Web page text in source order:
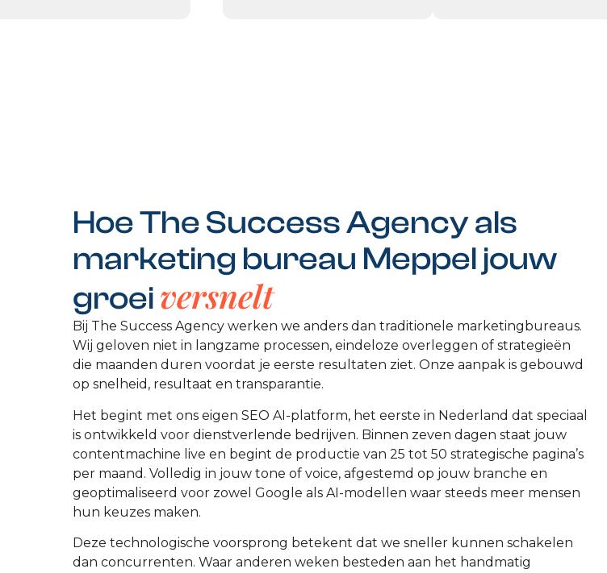
Hoe The Success Agency als
marketing bureau Meppel jouw
groeiversnelt
Bij The Success Agency werken we anders dan traditionele marketingbureaus.
Wij geloven niet in langzame processen, eindeloze overleggen of strategieën
die maanden duren voordat je eerste resultaten ziet. Onze aanpak is gebouwd
op snelheid, resultaat en transparantie.
Het begint met ons eigen SEO AI-platform, het eerste in Nederland dat speciaal
is ontwikkeld voor dienstverlende bedrijven. Binnen zeven dagen staat jouw
contentmachine live en begint de productie van 25 tot 50 strategische pagina’s
per maand. Volledig in jouw tone of voice, afgestemd op jouw branche en
geoptimaliseerd voor zowel Google als AI-modellen waar steeds meer mensen
hun keuzes maken.
Deze technologische voorsprong betekent dat we sneller kunnen schakelen
dan concurrenten. Waar anderen weken besteden aan het handmatig